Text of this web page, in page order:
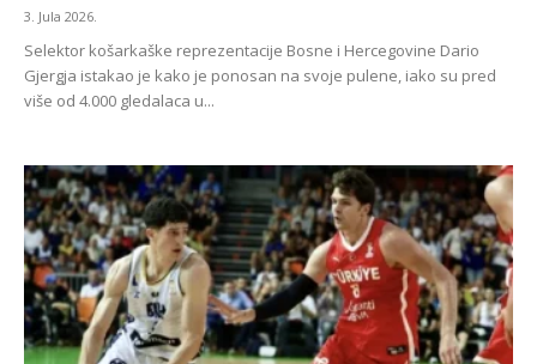
3. Jula 2026.
Selektor košarkaške reprezentacije Bosne i Hercegovine Dario
Gjergja istakao je kako je ponosan na svoje pulene, iako su pred
više od 4.000 gledalaca u...